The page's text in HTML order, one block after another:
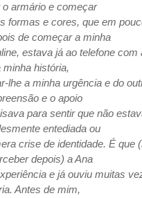
armário e começar
formas e cores, que em
de começar a minha
estava já ao telefone com
minha história,
lhe a minha urgência e do
e o apoio
para sentir que não
entediada ou
crise de identidade. É que
depois) a Ana
e já ouviu muitas
Antes de mim,